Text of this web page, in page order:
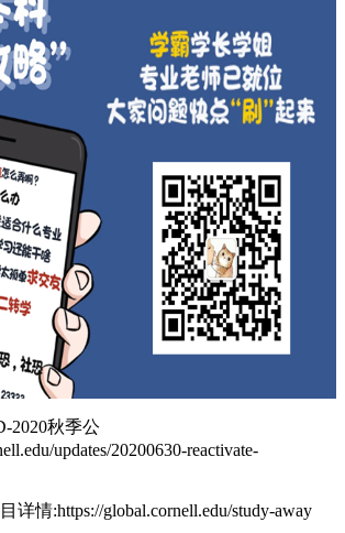
秋季公
updates/20200630-reactivate-
情:https://global.cornell.edu/study-away